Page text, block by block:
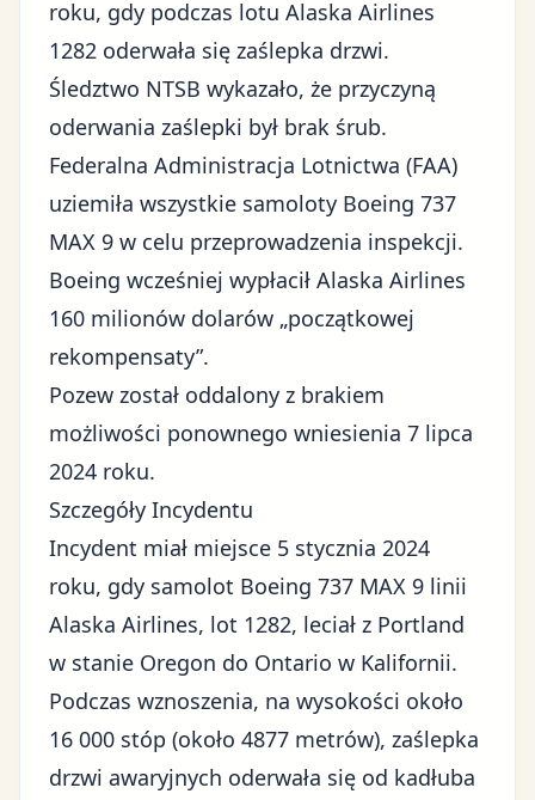
roku, gdy podczas lotu Alaska Airlines
1282 oderwała się zaślepka drzwi.
Śledztwo NTSB wykazało, że przyczyną
oderwania zaślepki był brak śrub.
Federalna Administracja Lotnictwa (FAA)
uziemiła wszystkie samoloty Boeing 737
MAX 9 w celu przeprowadzenia inspekcji.
Boeing wcześniej wypłacił Alaska Airlines
160 milionów dolarów „początkowej
rekompensaty”.
Pozew został oddalony z brakiem
możliwości ponownego wniesienia 7 lipca
2024 roku.
Szczegóły Incydentu
Incydent miał miejsce 5 stycznia 2024
roku, gdy samolot Boeing 737 MAX 9 linii
Alaska Airlines, lot 1282, leciał z Portland
w stanie Oregon do Ontario w Kalifornii.
Podczas wznoszenia, na wysokości około
16 000 stóp (około 4877 metrów), zaślepka
drzwi awaryjnych oderwała się od kadłuba